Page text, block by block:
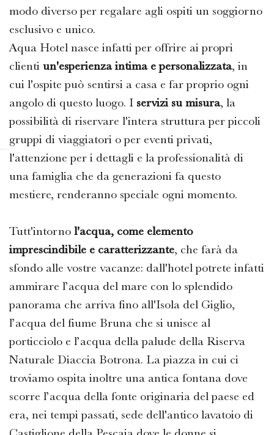
modo diverso per regalare agli ospiti un soggiorno
esclusivo e unico.
Aqua Hotel nasce infatti per offrire ai propri
clienti un'esperienza intima e personalizzata, in
cui l'ospite può sentirsi a casa e far proprio ogni
angolo di questo luogo. I servizi su misura, la
possibilità di riservare l'intera struttura per piccoli
gruppi di viaggiatori o per eventi privati,
l'attenzione per i dettagli e la professionalità di
una famiglia che da generazioni fa questo
mestiere, renderanno speciale ogni momento.
Tutt'intorno l'acqua, come elemento
imprescindibile e caratterizzante, che farà da
sfondo alle vostre vacanze: dall'hotel potrete infatti
ammirare l’acqua del mare con lo splendido
panorama che arriva fino all'Isola del Giglio,
l’acqua del fiume Bruna che si unisce al
porticciolo e l’acqua della palude della Riserva
Naturale Diaccia Botrona. La piazza in cui ci
troviamo ospita inoltre una antica fontana dove
scorre l’acqua della fonte originaria del paese ed
era, nei tempi passati, sede dell'antico lavatoio di